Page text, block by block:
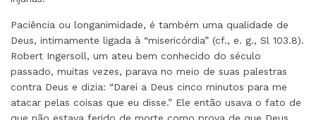
Paciência ou longanimidade, é também uma qualidade de
Deus, intimamente ligada à “misericórdia” (cf., e. g., Sl 103.8).
Robert Ingersoll, um ateu bem conhecido do século
passado, muitas vezes, parava no meio de suas palestras
contra Deus e dizia: “Darei a Deus cinco minutos para me
atacar pelas coisas que eu disse.” Ele então usava o fato de